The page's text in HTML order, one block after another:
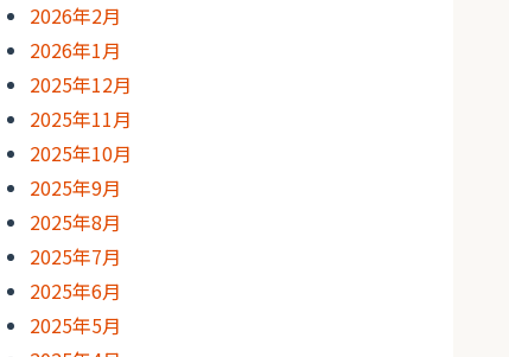
2026年2月
2026年1月
2025年12月
2025年11月
2025年10月
2025年9月
2025年8月
2025年7月
2025年6月
2025年5月